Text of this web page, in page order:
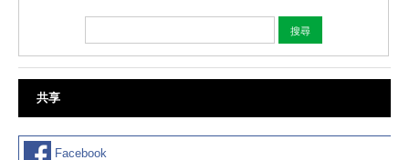
共享
Facebook